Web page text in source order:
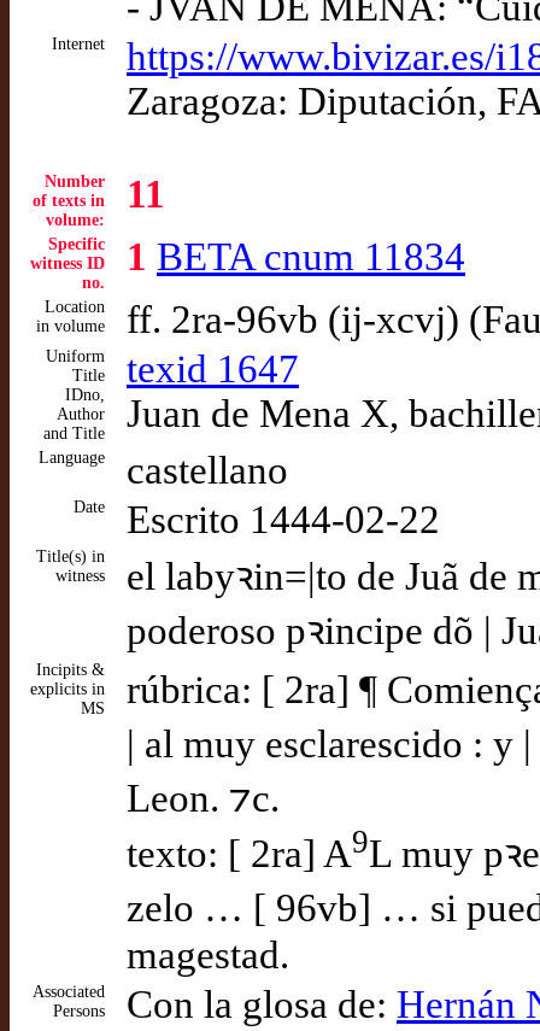
Internet
https://www.bivizar.es/
Zaragoza: Diputación,
Number
of texts in
volume:
11
Specific
witness ID
no.
1 BETA cnum 11834
Location
in volume
ff. 2ra-96vb (ij-xcvj)
Uniform
Title
IDno,
Author
and Title
texid 1647
Juan de Mena X,
Language castellano
Date Escrito 1444-02-22
Title(s) in
witness
el labyꝛin=|to de Juã de
poderoso pꝛincipe dõ |
Incipits &
explicits in
MS
rúbrica: [ 2ra] ¶
| al muy esclarescido : y
Leon. ⁊c.
texto: [ 2ra] A9L muy
zelo … [ 96vb] … si
magestad.
Associated
Persons
Con la glosa de: Hernán